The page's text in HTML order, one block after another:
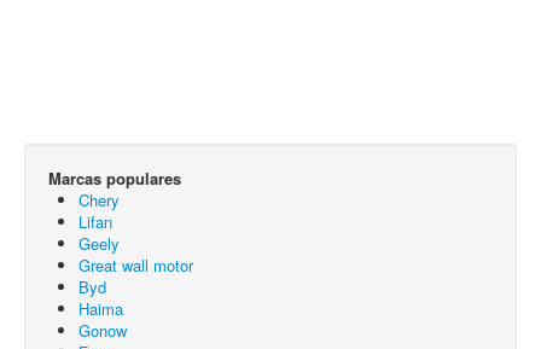
Marcas populares
Chery
Lifan
Geely
Great wall motor
Byd
Haima
Gonow